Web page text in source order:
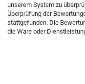
unserem System zu
Überprüfung der
stattgefunden. Die
die Ware oder